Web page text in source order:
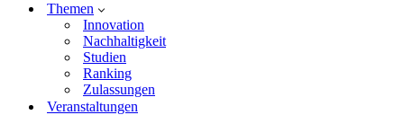
Themen
Innovation
Nachhaltigkeit
Studien
Ranking
Zulassungen
Veranstaltungen